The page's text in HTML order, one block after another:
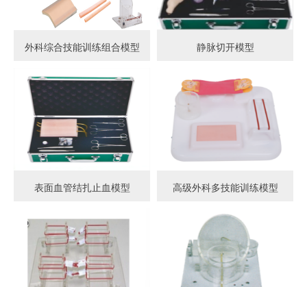
外科综合技能训练组合模型 静脉切开模型
表面血管结扎止血模型 高级外科多技能训练模型